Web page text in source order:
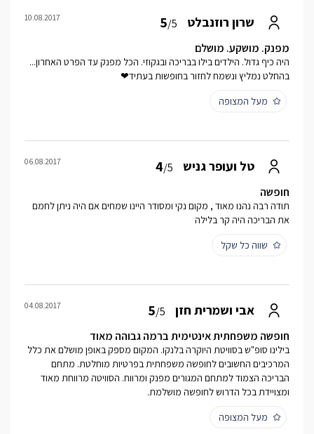
שרון רוזנבלט 5/5
10.08.2017
מפנק. מושקע. מושלם
היה כיף גדול. הילדים בילו בבריכה ובגקוזי. הכל מפנק עד הפרט האחרון...
בהחלט נמליץ ונשמח לחזור בחופשות בעתיד❤
מעל המצופה
טל ועופר גניש 4/5
06.08.2017
חופשה
תודה רבה נהנו מאוד , מקום נקי ומסודר היינו שמחים אם היה ניתן לחמם
את הבריכה היה קר בלילה
שווה כל שקל
אבי ושמרית חזן 5/5
04.08.2017
חופשה משפחתית אינטימית ברמה גבוהה מאוד
בילינו סופ"ש בסוויטת היוקרה בלנקו. המקום מספק באופן מושלם את כלל
המרכיבים החשובים לחופשה משפחתית בפרטיות מוחלטת. מתחם
הבריכה הצמוד למתחם המגורים מפנק ומרווח. הסוויטה מרווחת מאוד
ומצויידת בכל הדרוש לחופשה מושלמת.
מעל המצופה